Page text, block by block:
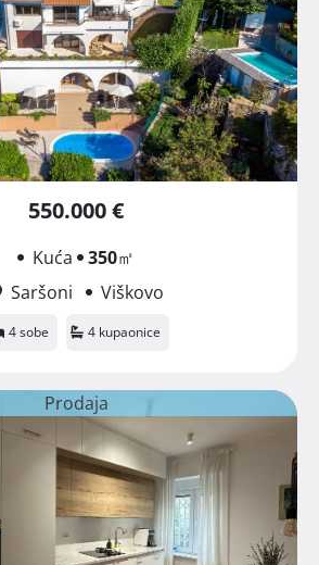
550.000 €
Kuća 350㎡
Saršoni
Viškovo
4 sobe 4 kupaonice
Prodaja